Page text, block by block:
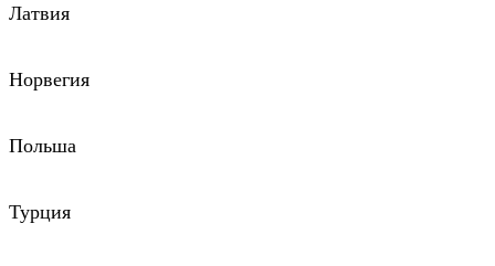
Латвия
Норвегия
Польша
Турция